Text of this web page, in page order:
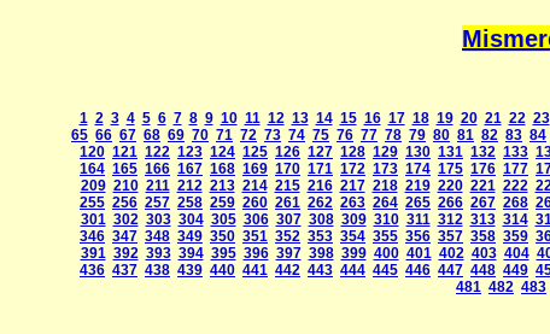
1 2 3 4 5 6 7 8 9 10 11 12 13 14 15 16 17 18 19 20 21 22 23
65 66 67 68 69 70 71 72 73 74 75 76 77 78 79 80 81 82 83 84
120 121 122 123 124 125 126 127 128 129 130 131 132 133
164 165 166 167 168 169 170 171 172 173 174 175 176 177
209 210 211 212 213 214 215 216 217 218 219 220 221 222
255 256 257 258 259 260 261 262 263 264 265 266 267 268
301 302 303 304 305 306 307 308 309 310 311 312 313 314
346 347 348 349 350 351 352 353 354 355 356 357 358 359
391 392 393 394 395 396 397 398 399 400 401 402 403 404
436 437 438 439 440 441 442 443 444 445 446 447 448 449
481 482 483